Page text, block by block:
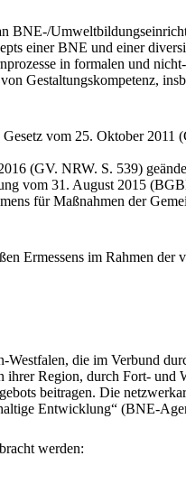
BNE-/
einer BNE und einer
in formalen und
Gestaltungskompetenz,
vom 25. Oktober 2011
(GV. NRW. S. 539)
vom 31. August 2015
für Maßnahmen der
Ermessens im Rahmen der
die im Verbund
Region, durch Fort- und
beitragen. Die
Entwicklung“ (BNE-
werden: